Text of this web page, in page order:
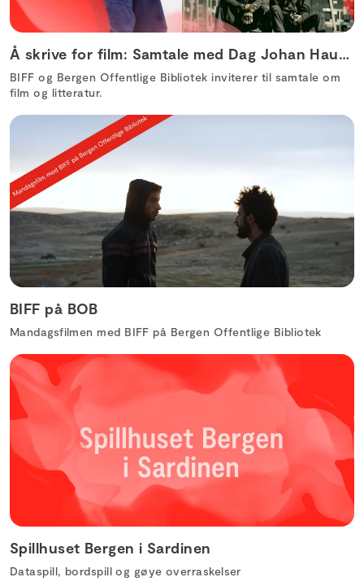
Å skrive for film: Samtale med Dag Johan Haugerud
BIFF og Bergen Offentlige Bibliotek inviterer til samtale om
film og litteratur.
BIFF på BOB
Mandagsfilmen med BIFF på Bergen Offentlige Bibliotek
Spillhuset Bergen i Sardinen
Dataspill, bordspill og gøye overraskelser